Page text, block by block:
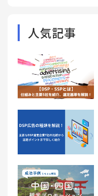
人気記事